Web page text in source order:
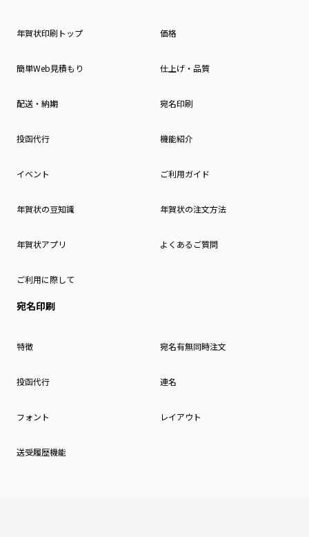
年賀状印刷トップ 価格
簡単Web見積もり 仕上げ・品質
配送・納期 宛名印刷
投函代行 機能紹介
イベント ご利用ガイド
年賀状の豆知識 年賀状の注文方法
年賀状アプリ よくあるご質問
ご利用に際して
宛名印刷
特徴 宛名有無同時注文
投函代行 連名
フォント レイアウト
送受履歴機能